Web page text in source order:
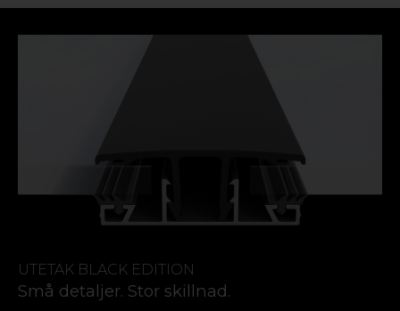
Polypropylen (PP)
UTETAK BLACK EDITION
Små detaljer. Stor skillnad.